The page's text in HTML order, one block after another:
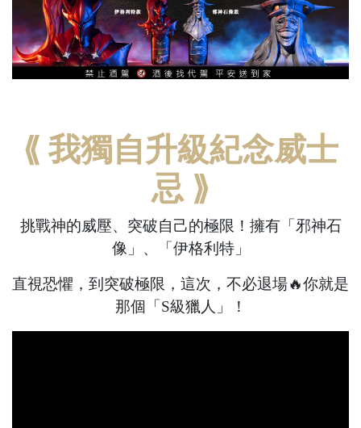
⟪ 我獨自升級紀念威士
忌 ⟫
挑戰神的威壓、突破自己的極限！擁有「邪神石
像」、「伊格利特」
直視恐懼，到突破極限，這次，不必退場🔥你就是
那個「S級獵人」！